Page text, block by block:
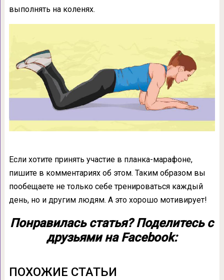
выполнять на коленях.
Если хотите принять участие в планка-марафоне,
пишите в комментариях об этом. Таким образом вы
пообещаете не только себе тренироваться каждый
день, но и другим людям. А это хорошо мотивирует!
Понравилась статья? Поделитесь с
друзьями на Facebook:
ПОХОЖИЕ СТАТЬИ